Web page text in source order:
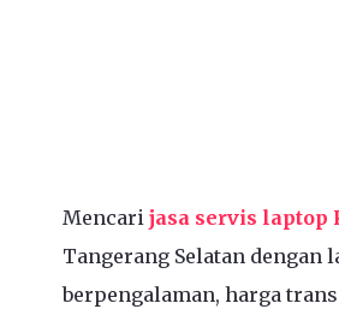
Mencari jasa servis laptop
Tangerang Selatan dengan
berpengalaman, harga